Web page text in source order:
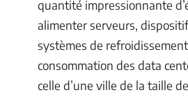
quantité impressionnante
alimenter serveurs,
systèmes de
consommation des data
celle d’une ville de la taille